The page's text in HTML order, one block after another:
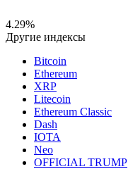
4.29%
Другие индексы
Bitcoin
Ethereum
XRP
Litecoin
Ethereum Classic
Dash
IOTA
Neo
OFFICIAL TRUMP